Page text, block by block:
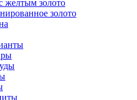
желтым золото
золото